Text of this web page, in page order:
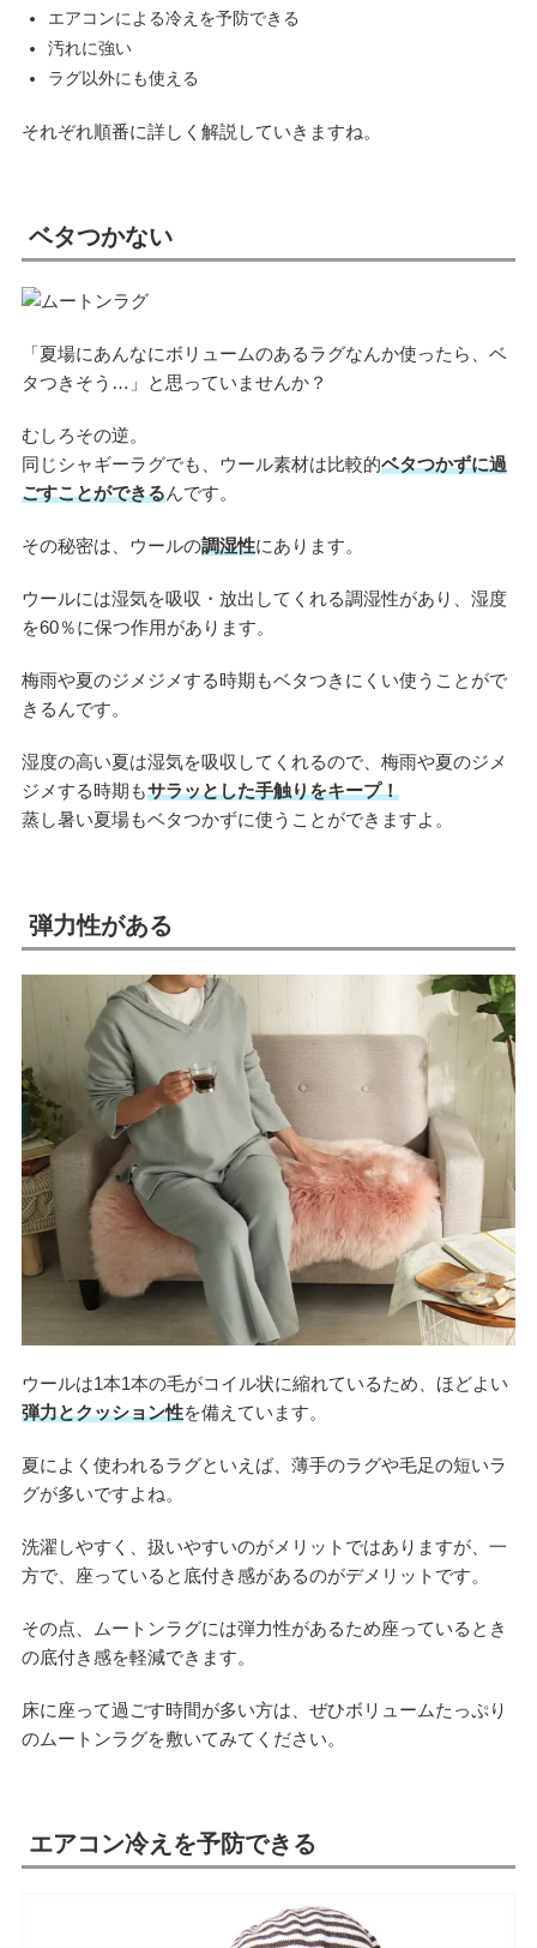
エアコンによる冷えを予防できる
汚れに強い
ラグ以外にも使える
それぞれ順番に詳しく解説していきますね。
ベタつかない
「夏場にあんなにボリュームのあるラグなんか使ったら、ベ
タつきそう…」と思っていませんか？
むしろその逆。
同じシャギーラグでも、ウール素材は比較的ベタつかずに過
ごすことができるんです。
その秘密は、ウールの調湿性にあります。
ウールには湿気を吸収・放出してくれる調湿性があり、湿度
を60％に保つ作用があります。
梅雨や夏のジメジメする時期もベタつきにくい使うことがで
きるんです。
湿度の高い夏は湿気を吸収してくれるので、梅雨や夏のジメ
ジメする時期もサラッとした手触りをキープ！
蒸し暑い夏場もベタつかずに使うことができますよ。
弾力性がある
ウールは1本1本の毛がコイル状に縮れているため、ほどよい
弾力とクッション性を備えています。
夏によく使われるラグといえば、薄手のラグや毛足の短いラ
グが多いですよね。
洗濯しやすく、扱いやすいのがメリットではありますが、一
方で、座っていると底付き感があるのがデメリットです。
その点、ムートンラグには弾力性があるため座っているとき
の底付き感を軽減できます。
床に座って過ごす時間が多い方は、ぜひボリュームたっぷり
のムートンラグを敷いてみてください。
エアコン冷えを予防できる